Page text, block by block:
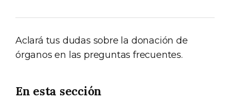
Aclará tus dudas sobre la donación de
órganos en las preguntas frecuentes.
En esta sección